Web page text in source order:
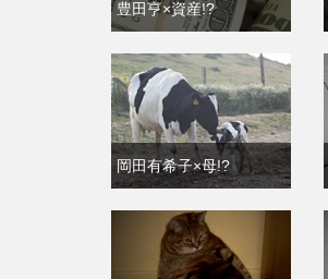
豊田亨×資産!?
岡田有希子×母!?